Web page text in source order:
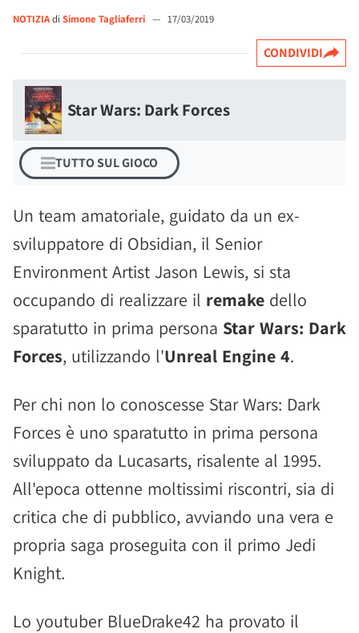
NOTIZIAdi Simone Tagliaferri — 17/03/2019
CONDIVIDI
Star Wars: Dark Forces
TUTTO SUL GIOCO
Un team amatoriale, guidato da un ex-
sviluppatore di Obsidian, il Senior
Environment Artist Jason Lewis, si sta
occupando di realizzare il remake dello
sparatutto in prima persona Star Wars: Dark
Forces, utilizzando l'Unreal Engine 4.
Per chi non lo conoscesse Star Wars: Dark
Forces è uno sparatutto in prima persona
sviluppato da Lucasarts, risalente al 1995.
All'epoca ottenne moltissimi riscontri, sia di
critica che di pubblico, avviando una vera e
propria saga proseguita con il primo Jedi
Knight.
Lo youtuber BlueDrake42 ha provato il